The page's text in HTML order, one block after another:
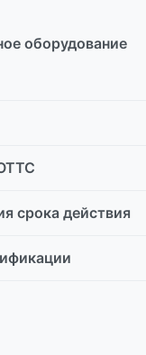
оборудование
срока действия